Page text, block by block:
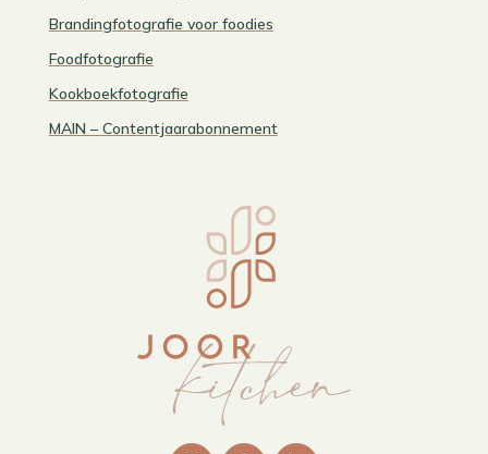
Brandingfotografie voor foodies
Foodfotografie
Kookboekfotografie
MAIN – Contentjaarabonnement